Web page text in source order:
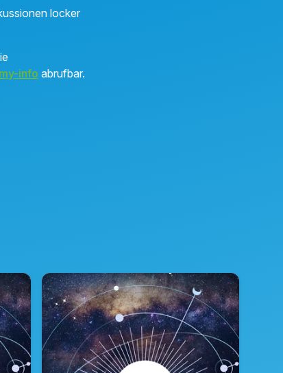
locker
info abrufbar.